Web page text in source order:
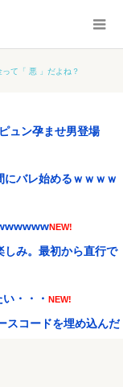
て「 悪 」だよね？
ュン孕ませ男登場
にバレ始めるｗｗｗｗ
NEW!
しみ。最初から直行で
・・・ NEW!
スコードを埋め込んだ